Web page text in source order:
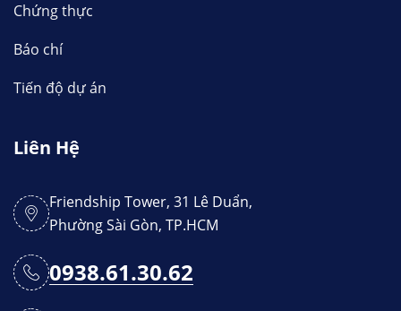
Chứng thực
Báo chí
Tiến độ dự án
Liên Hệ
Friendship Tower, 31 Lê Duẩn,
Phường Sài Gòn, TP.HCM
0938.61.30.62